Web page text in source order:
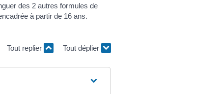
des 2 autres formules de
à partir de 16 ans.
Tout replier Tout déplier